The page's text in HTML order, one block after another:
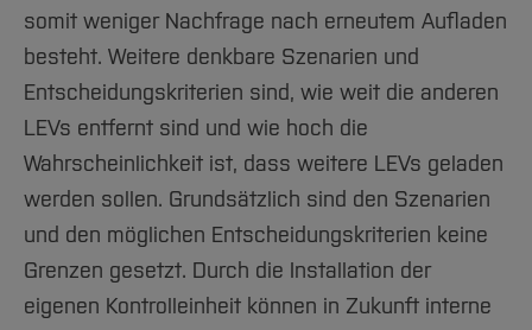
somit weniger Nachfrage nach erneutem Aufladen
besteht. Weitere denkbare Szenarien und
Entscheidungskriterien sind, wie weit die anderen
LEVs entfernt sind und wie hoch die
Wahrscheinlichkeit ist, dass weitere LEVs geladen
werden sollen. Grundsätzlich sind den Szenarien
und den möglichen Entscheidungskriterien keine
Grenzen gesetzt. Durch die Installation der
eigenen Kontrolleinheit können in Zukunft interne